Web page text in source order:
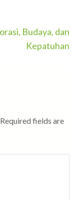
Budaya, dan
Kepatuhan
Required fields are